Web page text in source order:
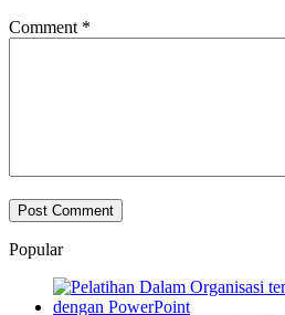
Comment *
Popular